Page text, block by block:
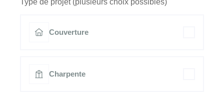
Couverture
Charpente